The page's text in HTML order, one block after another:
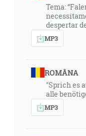
Tema:
despertar
MP3
ROMÂNA
"Sprich es
alle
MP3